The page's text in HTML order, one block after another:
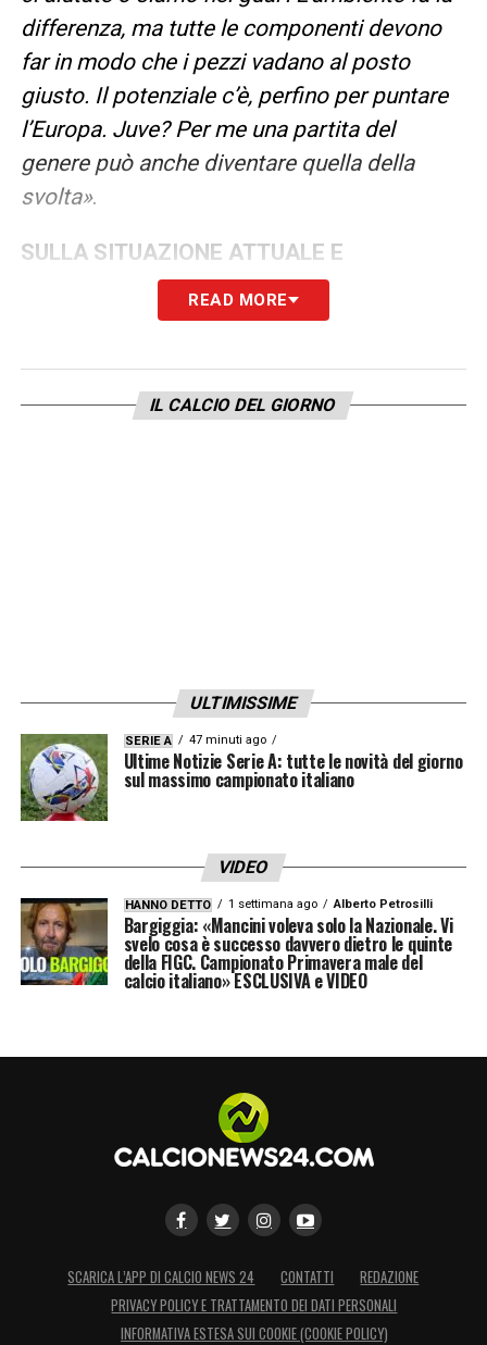
differenza, ma tutte le componenti devono
far in modo che i pezzi vadano al posto
giusto. Il potenziale c’è, perfino per puntare
l’Europa. Juve? Per me una partita del
genere può anche diventare quella della
svolta».
SULLA SITUAZIONE ATTUALE E
L’IMPORTANZA DI UNA STRUTTURA
«Manca cultura e a crearla deve
quello che accadde nel 2021, ma di sicuro
anch’io trovai grandi difficoltà: l’allenatore
stessi».
LEGGI ANCHE –Ultime notizie Serie A
READ MORE
IL CALCIO DEL GIORNO
ULTIMISSIME
SERIE A 47 minuti ago
Ultime Notizie Serie A: tutte le novità del giorno
sul massimo campionato italiano
VIDEO
HANNO DETTO 1 settimana ago Alberto Petrosilli
Bargiggia: «Mancini voleva solo la Nazionale. Vi
svelo cosa è successo davvero dietro le quinte
della FIGC. Campionato Primavera male del
calcio italiano» ESCLUSIVA e VIDEO
SCARICA L’APP DI CALCIO NEWS 24 CONTATTI
REDAZIONE
PRIVACY POLICY E TRATTAMENTO DEI DATI PERSONALI
INFORMATIVA ESTESA SUI COOKIE (COOKIE POLICY)